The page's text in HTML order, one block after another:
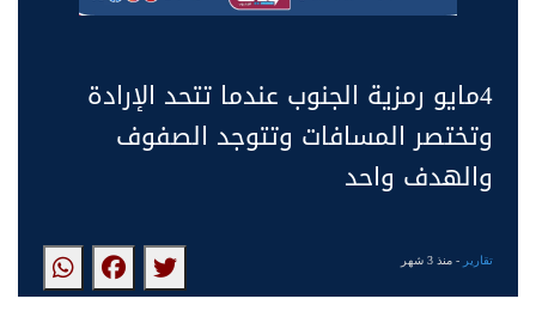
4مايو رمزية الجنوب عندما تتحد الإرادة
وتختصر المسافات وتتوجد الصفوف
والهدف واحد
تقارير - منذ 3 شهر